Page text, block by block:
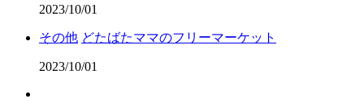
2023/10/01
その他 どたばたママのフリーマーケット
2023/10/01